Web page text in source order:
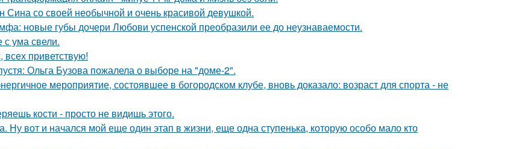
Сина со своей необычной и очень красивой девушкой.
новые губы дочери Любови успенской преобразили ее до неузнаваемости.
ума свели.
приветствую!
Ольга Бузова пожалела о выборе на "доме-2".
мероприятие, состоявшее в богородском клубе, вновь доказало: возраст для спорта - не
кости - просто не видишь этого.
Ну вот и начался мой еще один этап в жизни, еще одна ступенька, которую особо мало кто